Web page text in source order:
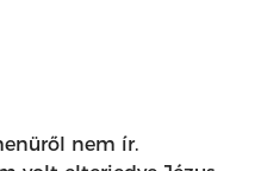
nem ír.